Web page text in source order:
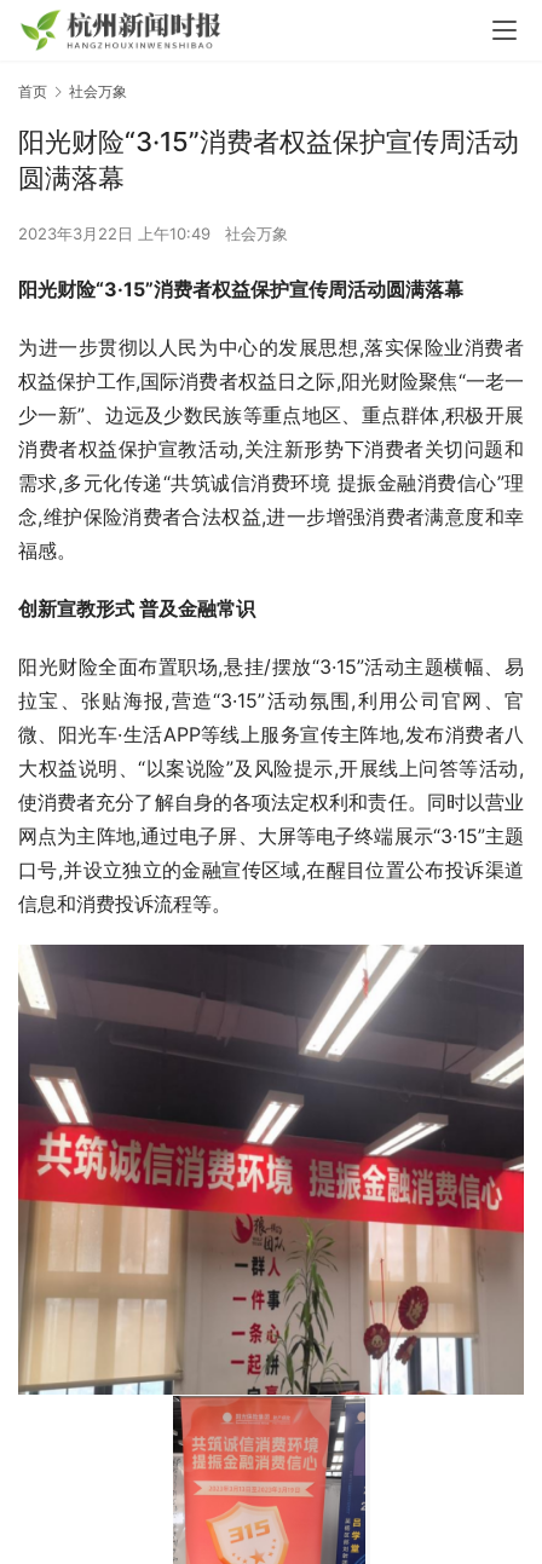
首页 社会万象
阳光财险“3·15”消费者权益保护宣传周活动
圆满落幕
2023年3月22日 上午10:49 社会万象
阳光财险“3·15”消费者权益保护宣传周活动圆满落幕
为进一步贯彻以人民为中心的发展思想,落实保险业消费者
权益保护工作,国际消费者权益日之际,阳光财险聚焦“一老一
少一新”、边远及少数民族等重点地区、重点群体,积极开展
消费者权益保护宣教活动,关注新形势下消费者关切问题和
需求,多元化传递“共筑诚信消费环境 提振金融消费信心”理
念,维护保险消费者合法权益,进一步增强消费者满意度和幸
福感。
创新宣教形式 普及金融常识
阳光财险全面布置职场,悬挂/摆放“3·15”活动主题横幅、易
拉宝、张贴海报,营造“3·15”活动氛围,利用公司官网、官
微、阳光车·生活APP等线上服务宣传主阵地,发布消费者八
大权益说明、“以案说险”及风险提示,开展线上问答等活动,
使消费者充分了解自身的各项法定权利和责任。同时以营业
网点为主阵地,通过电子屏、大屏等电子终端展示“3·15”主题
口号,并设立独立的金融宣传区域,在醒目位置公布投诉渠道
信息和消费投诉流程等。